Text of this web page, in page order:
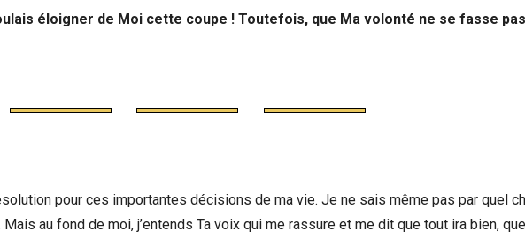
éloigner de Moi cette coupe ! Toutefois, que Ma volonté ne se fasse
pour ces importantes décisions de ma vie. Je ne sais même pas par quel
au fond de moi, j’entends Ta voix qui me rassure et me dit que tout ira bien,